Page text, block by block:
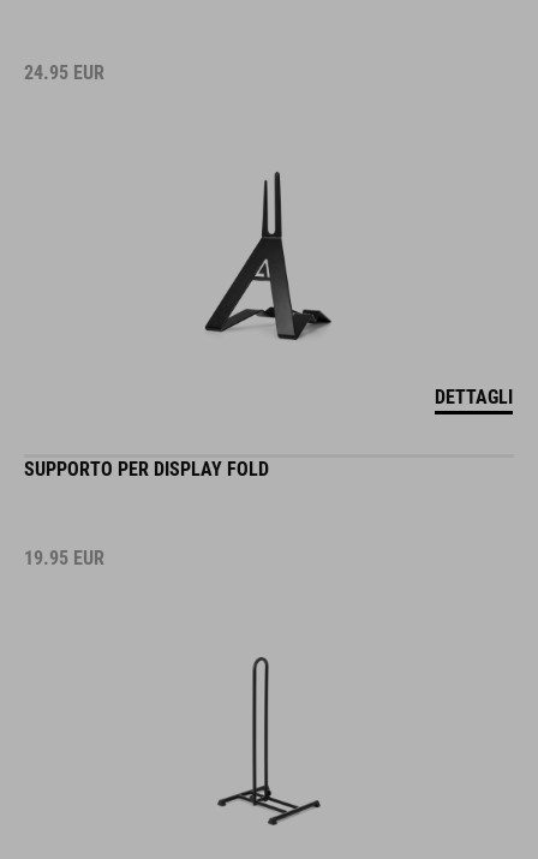
24.95 EUR
DETTAGLI
SUPPORTO PER DISPLAY FOLD
19.95 EUR